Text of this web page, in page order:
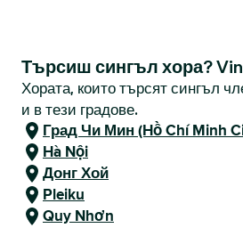
Търсиш сингъл хора?
Хората, които търсят сингъл
и в тези градове.
Град Чи Мин (Hồ Chí Minh
Hà Nội
Донг Хой
Pleiku
Quy Nhơn